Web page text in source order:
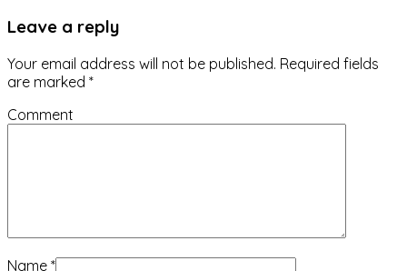
Leave a reply
Your email address will not be published. Required fields
are marked *
Comment
Name *